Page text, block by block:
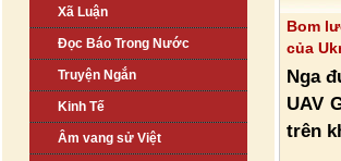
Xã Luận
Đọc Báo Trong Nước
Truyện Ngắn
Kinh Tế
Âm vang sử Việt
Bom
của
Nga
UAV
trên